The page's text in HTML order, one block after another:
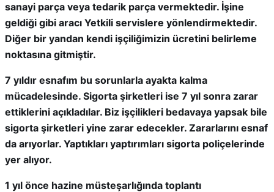
sanayi parça veya tedarik parça vermektedir. İşine
geldiği gibi aracı Yetkili servislere yönlendirmektedir.
Diğer bir yandan kendi işçiliğimizin ücretini belirleme
noktasına gitmiştir.
7 yıldır esnafım bu sorunlarla ayakta kalma
mücadelesinde. Sigorta şirketleri ise 7 yıl sonra zarar
ettiklerini açıkladılar. Biz işçilikleri bedavaya yapsak bile
sigorta şirketleri yine zarar edecekler. Zararlarını esnaf
da arıyorlar. Yaptıkları yaptırımları sigorta poliçelerinde
yer alıyor.
1 yıl önce hazine müsteşarlığında toplantı